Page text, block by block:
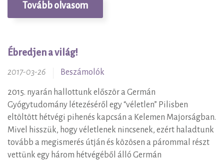
Tovább olvasom
Ébredjen a világ!
2017-03-26 Beszámolók
2015. nyarán hallottunk először a Germán
Gyógytudomány létezéséről egy “véletlen” Pilisben
eltöltött hétvégi pihenés kapcsán a Kelemen Majorságban.
Mivel hisszük, hogy véletlenek nincsenek, ezért haladtunk
tovább a megismerés útján és közösen a párommal részt
vettünk egy három hétvégéből álló Germán